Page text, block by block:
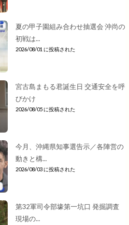
夏の甲子園組み合わせ抽選会 沖尚の
初戦は...
2026/08/01 に投稿された
宮古島まもる君誕生日 交通安全を呼
びかけ
2026/08/05 に投稿された
今月、沖縄県知事選告示／各陣営の
動きと構...
2026/08/03 に投稿された
第32軍司令部壕第一坑口 発掘調査
現場の...